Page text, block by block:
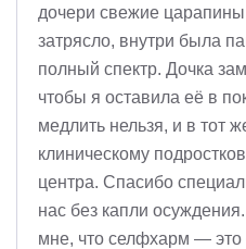
дочери свежие
затрясло, внутри была
полный спектр. Дочка
чтобы я оставила её в
медлить нельзя, и в тот
клиническому
центра. Спасибо
нас без капли
мне, что селфхарм — это